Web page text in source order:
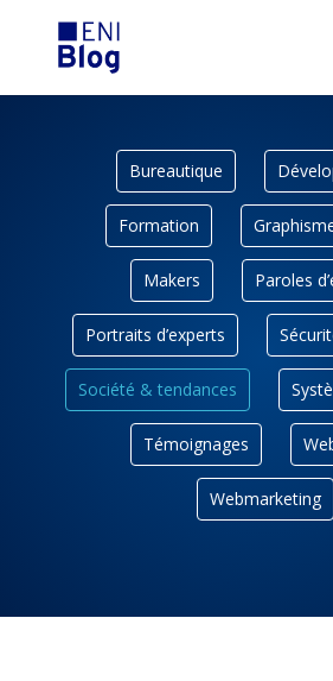
Bureautique
Formation
Makers Paroles
Portraits d’experts
Société & tendances
Témoignages
Webmarketing